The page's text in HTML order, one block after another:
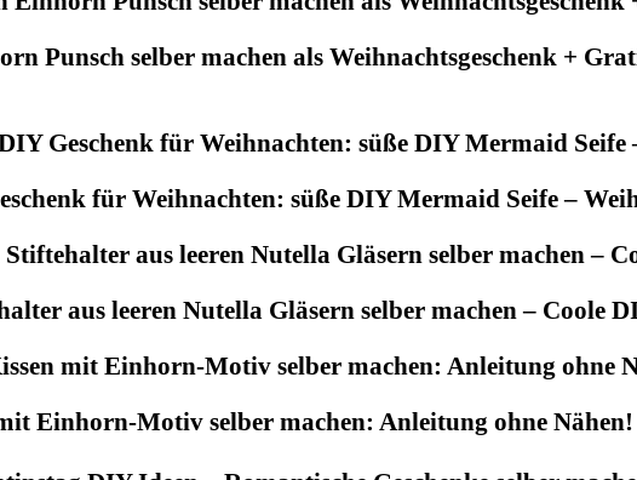
Punsch selber machen als Weihnachtsgeschenk +
für Weihnachten: süße DIY Mermaid Seife –
aus leeren Nutella Gläsern selber machen – Coole
Einhorn-Motiv selber machen: Anleitung ohne Nähen!